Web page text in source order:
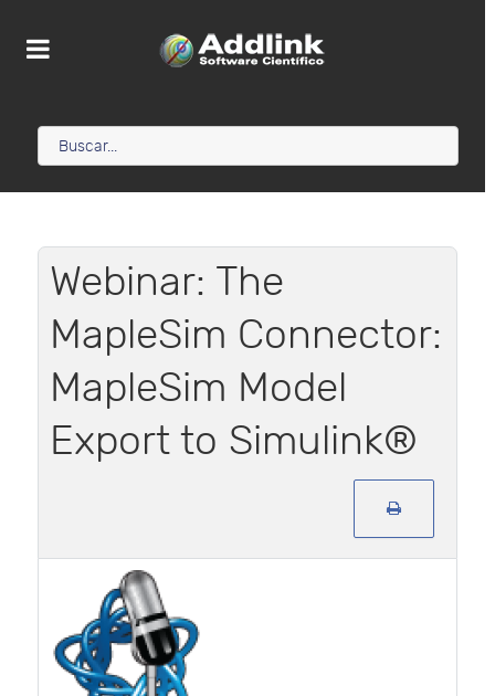
Webinar: The
MapleSim Connector:
MapleSim Model
Export to Simulink®